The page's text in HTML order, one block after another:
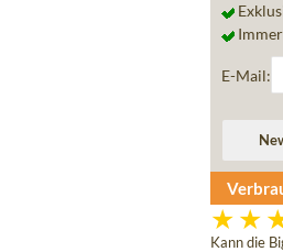
E-Mail:
Kann die